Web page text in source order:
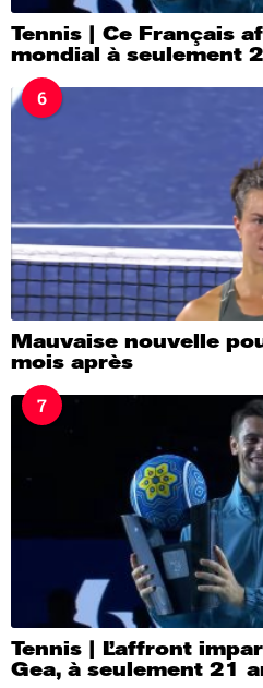
Tennis | Ce Français
mondial à seulement
6
Mauvaise nouvelle
mois après
7
Tennis | L’affront
Gea, à seulement 21